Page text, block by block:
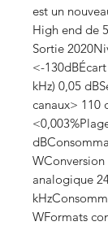
est un
High end de
Sortie
<-
kHz) 0,05
canaux> 110
analogique
WFormats